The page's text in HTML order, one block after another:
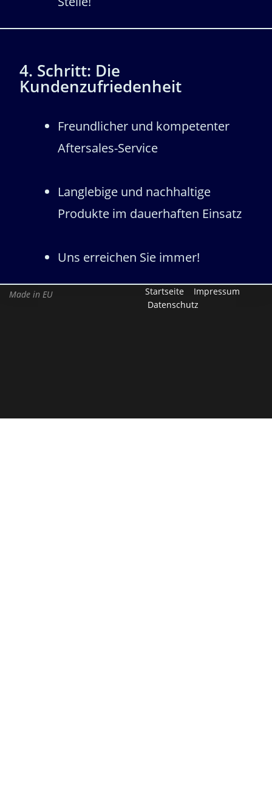
4. Schritt: Die
Kundenzufriedenheit
Freundlicher und kompetenter
Aftersales-Service
Langlebige und nachhaltige
Produkte im dauerhaften Einsatz
Uns erreichen Sie immer!
Made in EU Startseite
Impressum
Datenschutz